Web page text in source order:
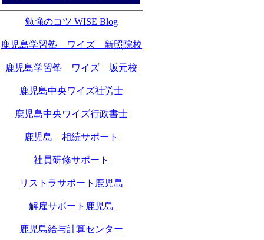
勉強のコツ WISE Blog
鹿児島学習塾 ワイズ 新照院校
鹿児島学習塾 ワイズ 坂元校
鹿児島中央ワイズ社労士
鹿児島中央ワイズ行政書士
鹿児島 相続サポート
社員研修サポート
リストラサポート鹿児島
解雇サポート鹿児島
鹿児島給与計算センター